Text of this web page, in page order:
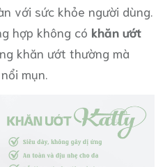
với sức khỏe người dùng.
hợp không có khăn ướt
khăn ướt thường mà
mụn.